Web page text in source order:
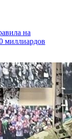
на
миллиардов